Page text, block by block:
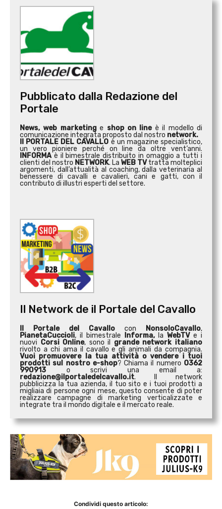
Pubblicato dalla Redazione del
Portale
News, web marketinge shop on line è il modello di
comunicazione integrata proposto dal nostro network.
Il PORTALE DEL CAVALLO è un magazine specialistico,
un vero pioniere perché on line da oltre vent’anni.
INFORMA è il bimestrale distribuito in omaggio a tutti i
clienti del nostro NETWORK. La WEB TVtratta molteplici
argomenti, dall’attualità al coaching, dalla veterinaria al
benessere di cavalli e cavalieri, cani e gatti, con il
contributo di illustri esperti del settore.
Il Network de il Portale del Cavallo
Il Portale del Cavallo con NonsoloCavallo,
PianetaCuccioli, il bimestrale Informa,laWebTVe i
nuovi Corsi Online, sono il grande network italiano
rivolto a chi ama il cavallo e gli animali da compagnia.
Vuoi promuovere la tua attività ovendere i tuoi
prodotti sul nostro e-shop? Chiama il numero 0362
990913 o scrivi una email a:
redazione@ilportaledelcavallo.it. Il network
pubblicizza la tua azienda, il tuo sito e i tuoi prodotti a
migliaia di persone ogni mese, questo consente di poter
realizzare campagne di marketing verticalizzate e
integrate tra il mondo digitale e il mercato reale.
Condividi questo articolo: